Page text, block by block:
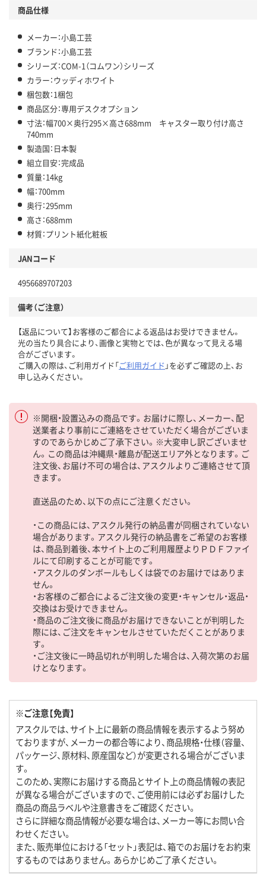
商品仕様
メーカー：小島工芸
ブランド：小島工芸
シリーズ：COM-1（コムワン）シリーズ
カラー：ウッディホワイト
梱包数：1梱包
商品区分：専用デスクオプション
寸法：幅700×奥行295×高さ688mm キャスター取り付け高さ
740mm
製造国：日本製
組立目安：完成品
質量：14kg
幅：700mm
奥行：295mm
高さ：688mm
材質：プリント紙化粧板
JANコード
4956689707203
備考（ご注意）
【返品について】お客様のご都合による返品はお受けできません。
光の当たり具合により、画像と実物とでは、色が異なって見える場
合がございます。
ご購入の際は、ご利用ガイド「ご利用ガイド 」を必ずご確認の上、お
申し込みください。
※開梱・設置込みの商品です。お届けに際し、メーカー、配
送業者より事前にご連絡をさせていただく場合がございま
すのであらかじめご了承下さい。※大変申し訳ございませ
ん。この商品は沖縄県・離島が配送エリア外となります。ご
注文後、お届け不可の場合は、アスクルよりご連絡させて頂
きます。
直送品のため、以下の点にご注意ください。
・この商品には、アスクル発行の納品書が同梱されていない
場合があります。アスクル発行の納品書をご希望のお客様
は、商品到着後、本サイト上のご利用履歴よりＰＤＦファイ
ルにて印刷することが可能です。
・アスクルのダンボールもしくは袋でのお届けではありま
せん。
・お客様のご都合によるご注文後の変更・キャンセル・返品・
交換はお受けできません。
・商品のご注文後に商品がお届けできないことが判明した
際には、ご注文をキャンセルさせていただくことがありま
す。
・ご注文後に一時品切れが判明した場合は、入荷次第のお届
けとなります。
※ご注意【免責】
アスクルでは、サイト上に最新の商品情報を表示するよう努め
ておりますが、メーカーの都合等により、商品規格・仕様（容量、
パッケージ、原材料、原産国など）が変更される場合がございま
す。
このため、実際にお届けする商品とサイト上の商品情報の表記
が異なる場合がございますので、ご使用前には必ずお届けした
商品の商品ラベルや注意書きをご確認ください。
さらに詳細な商品情報が必要な場合は、メーカー等にお問い合
わせください。
また、販売単位における「セット」表記は、箱でのお届けをお約束
するものではありません。あらかじめご了承ください。